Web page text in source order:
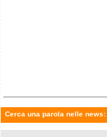
Cerca una parola nelle news: